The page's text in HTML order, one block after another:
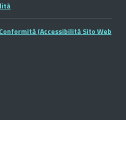
(Accessibilità Sito Web